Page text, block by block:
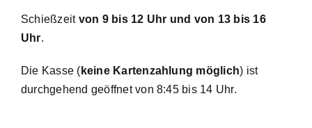
Schießzeit von 9 bis 12 Uhr und von 13 bis 16
Uhr.
Die Kasse ( keine Kartenzahlung möglich) ist
durchgehend geöffnet von 8:45 bis 14 Uhr.